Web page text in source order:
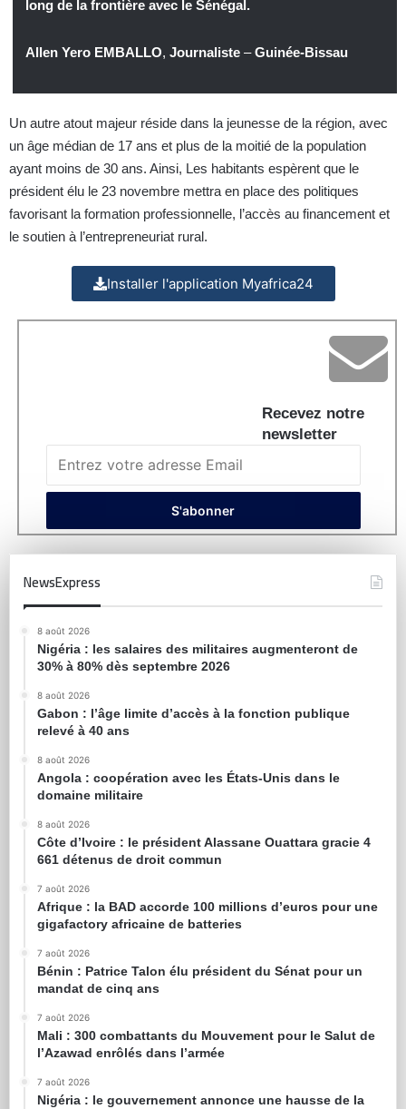
long de la frontière avec le Sénégal.
Allen Yero EMBALLO, Journaliste–Guinée-Bissau
Un autre atout majeur réside dans la jeunesse de la région, avec
un âge médian de 17 ans et plus de la moitié de la population
ayant moins de 30 ans. Ainsi, Les habitants espèrent que le
président élu le 23 novembre mettra en place des politiques
favorisant la formation professionnelle, l’accès au financement et
le soutien à l’entrepreneuriat rural.
Installer l'application Myafrica24
Recevez notre
newsletter
NewsExpress
8 août 2026
Nigéria : les salaires des militaires augmenteront de
30% à 80% dès septembre 2026
8 août 2026
Gabon : l’âge limite d’accès à la fonction publique
relevé à 40 ans
8 août 2026
Angola : coopération avec les États-Unis dans le
domaine militaire
8 août 2026
Côte d’Ivoire : le président Alassane Ouattara gracie 4
661 détenus de droit commun
7 août 2026
Afrique : la BAD accorde 100 millions d’euros pour une
gigafactory africaine de batteries
7 août 2026
Bénin : Patrice Talon élu président du Sénat pour un
mandat de cinq ans
7 août 2026
Mali : 300 combattants du Mouvement pour le Salut de
l’Azawad enrôlés dans l’armée
7 août 2026
Nigéria : le gouvernement annonce une hausse de la